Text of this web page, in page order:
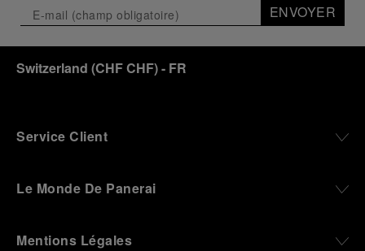
ENVOYER
Switzerland (CHF CHF)- FR
Service Client
Le Monde De Panerai
Mentions Légales